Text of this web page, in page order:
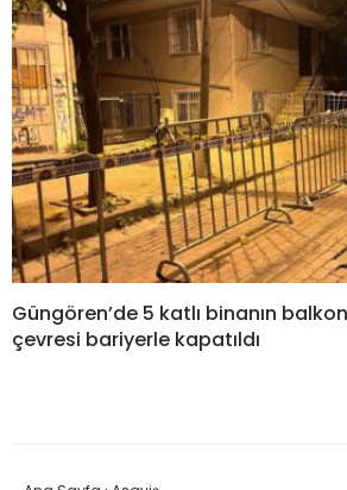
Güngören’de 5 katlı binanın
çevresi bariyerle kapatıldı